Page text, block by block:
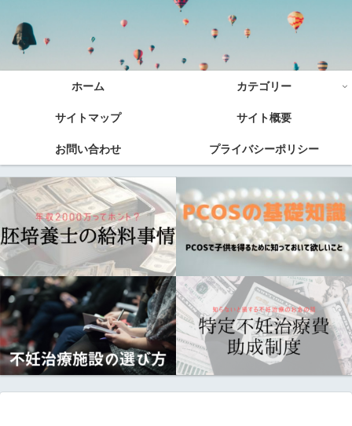
ホーム カテゴリー
サイトマップ サイト概要
お問い合わせ プライバシーポリシー